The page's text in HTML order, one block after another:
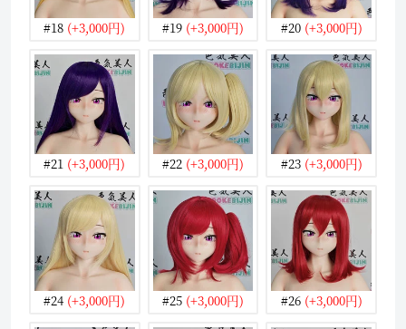
#18 (+3,000円) #19(+3,000円) #20(+3,000円)
#21 (+3,000円) #22(+3,000円) #23(+3,000円)
#24 (+3,000円) #25(+3,000円) #26(+3,000円)